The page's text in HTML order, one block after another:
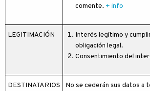
comente. + info
LEGITIMACIÓN
Interés legítimo y
obligación legal.
Consentimiento del
DESTINATARIOS
No se cederán sus datos a